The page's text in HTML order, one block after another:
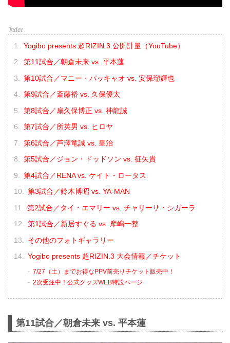
Yogibo presents 超RIZIN.3 公開計量（YouTube）
第11試合／朝倉未来 vs. 平本蓮
第10試合／マニー・パッキャオ vs. 安保瑠輝也
第9試合／斎藤裕 vs. 久保優太
第8試合／扇久保博正 vs. 神龍誠
第7試合／所英男 vs. ヒロヤ
第6試合／芦澤竜誠 vs. 皇治
第5試合／ジョン・ドッドソン vs. 征矢貴
第4試合／RENA vs. ケイト・ロータス
第3試合／鈴木博昭 vs. YA-MAN
第2試合／タイ・エマリー vs. チャリーサ・シガーラ
第1試合／新居すぐる vs. 摩嶋一整
その他のフォトギャラリー
Yogibo presents 超RIZIN.3 大会情報／チケット
7/27（土）までお得なPPV前売りチケット販売中！
2次受注中！公式グッズWEB特設ページ
第11試合／朝倉未来 vs. 平本蓮